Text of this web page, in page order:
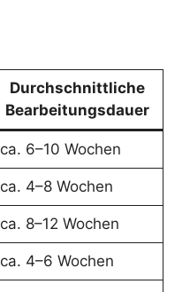
Durchschnittliche
Bearbeitungsdauer
ca. 6–10 Wochen
ca. 4–8 Wochen
ca. 8–12 Wochen
ca. 4–6 Wochen